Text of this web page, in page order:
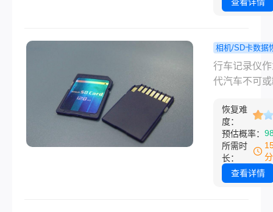
详细介绍如
视频。
被删除，我
有机会通过
有效的手段
sd卡视频文
如何恢复呢
将为您详细
卡删除视频
恢复方法，
找回那些珍
相机/SD卡数据
程 行车记录
除后如何恢
复方法！
行车记录仪
代汽车不可
性不言而喻
而，有时候
操作或其他
行车记录仪
频文件可能
恢复难
度：
预估概率：
所需时
长：
查看详情